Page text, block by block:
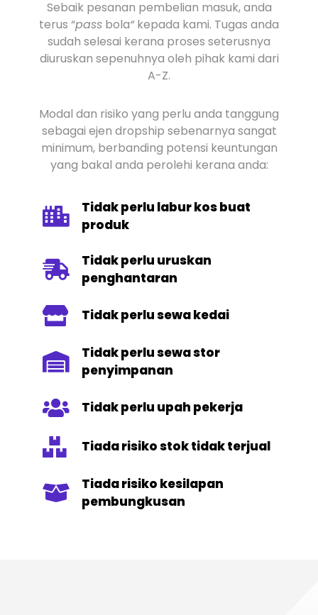
Sebaik pesanan pembelian masuk, anda
terus “pass bola“kepada kami. Tugas anda
sudah selesai kerana proses seterusnya
diuruskan sepenuhnya oleh pihak kami dari
A-Z.
Modal dan risiko yang perlu anda tanggung
sebagai ejen dropship sebenarnya sangat
minimum, berbanding potensi keuntungan
yang bakal anda perolehi kerana anda:
Tidak perlu labur kos buat
produk
Tidak perlu uruskan
penghantaran
Tidak perlu sewa kedai
Tidak perlu sewa stor
penyimpanan
Tidak perlu upah pekerja
Tiada risiko stok tidak terjual
Tiada risiko kesilapan
pembungkusan